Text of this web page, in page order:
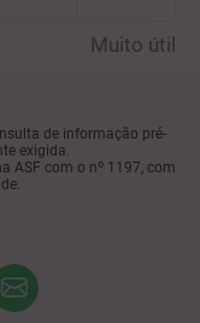
Muito útil
de informação pré-
exigida.
ASF com o nº 1197, com